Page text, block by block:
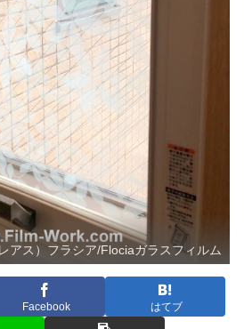
アス）フラシア/Flociaガラスフィルム
Facebook はてブ